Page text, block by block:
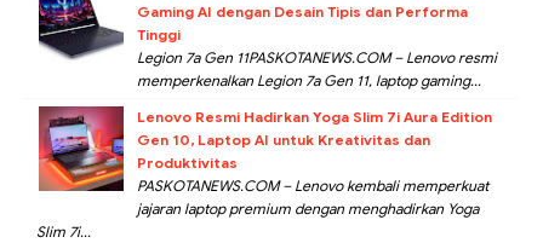
Gaming AI dengan Desain Tipis dan Performa
Tinggi
Legion 7a Gen 11PASKOTANEWS.COM – Lenovo resmi
memperkenalkan Legion 7a Gen 11, laptop gaming...
Lenovo Resmi Hadirkan Yoga Slim 7i Aura Edition
Gen 10, Laptop AI untuk Kreativitas dan
Produktivitas
PASKOTANEWS.COM – Lenovo kembali memperkuat
jajaran laptop premium dengan menghadirkan Yoga
Slim 7i...